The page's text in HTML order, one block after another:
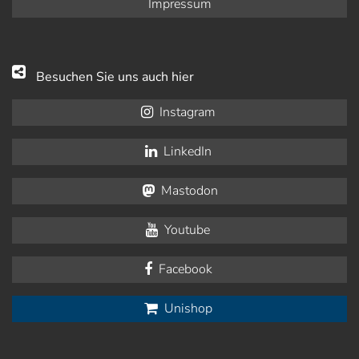
Impressum
Besuchen Sie uns auch hier
Instagram
LinkedIn
Mastodon
Youtube
Facebook
Unishop